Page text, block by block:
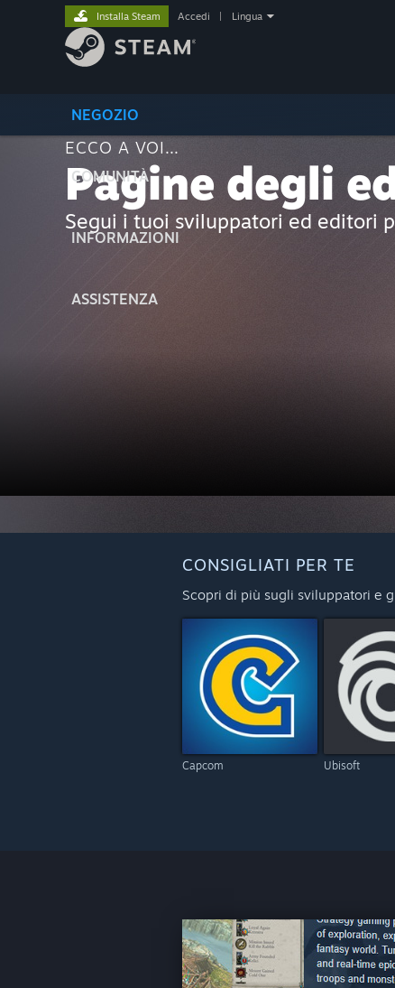
NEGOZIO
COMUNITÀ
INFORMAZIONI
ASSISTENZA
Installa Steam Accedi Lingua
ECCO A VOI...
Pagine degli
Segui i tuoi sviluppatori ed editori
CONSIGLIATI PER TE
Scopri di più sugli sviluppatori e
Capcom Ubisoft